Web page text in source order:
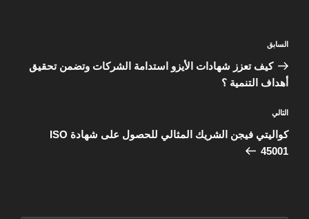
المقالة
السابقة
السابق
كيف تعزز شهادات الأيزو استدامة الشركات وتضمن تحقيق
أهداف التنمية ؟
المقالة
التالية
التالي
كواليتي فيجن الشريك المثالي للحصول على شهادة ISO
45001